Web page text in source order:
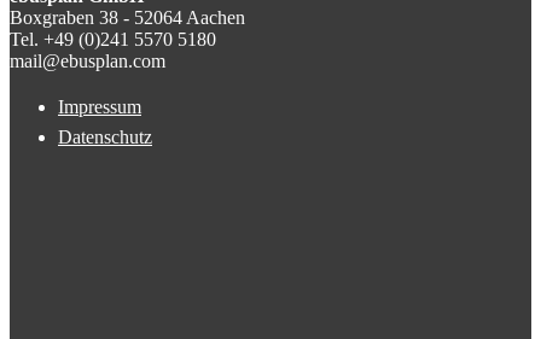
Boxgraben 38 - 52064 Aachen
Tel. +49 (0)241 5570 5180
mail@ebusplan.com
Impressum
Datenschutz